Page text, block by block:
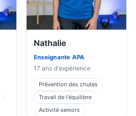
Nathalie
Enseignante APA
17 ans d'expérience
Prévention des chutes
Travail de l'équilibre
Activité seniors